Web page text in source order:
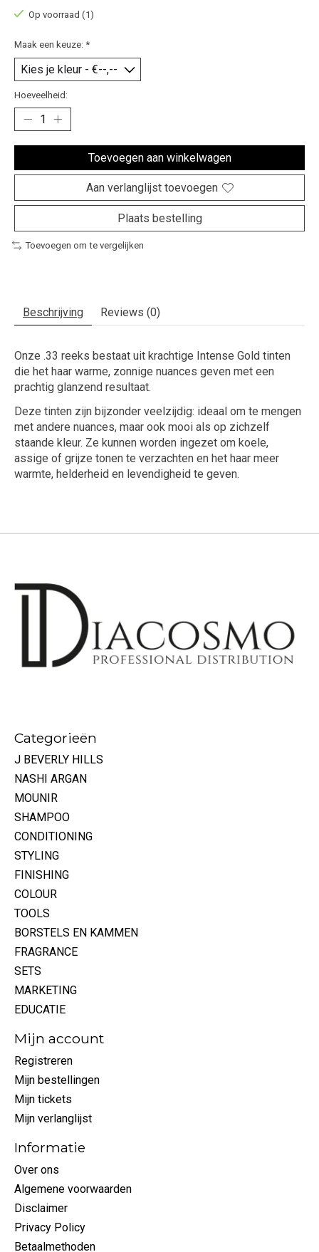
Op voorraad (1)
Maak een keuze: *
Hoeveelheid:
Toevoegen aan winkelwagen
Aan verlanglijst toevoegen
Plaats bestelling
Toevoegen om te vergelijken
Beschrijving Reviews (0)
Onze .33 reeks bestaat uit krachtige Intense Gold tinten
die het haar warme, zonnige nuances geven met een
prachtig glanzend resultaat.
Deze tinten zijn bijzonder veelzijdig: ideaal om te mengen
met andere nuances, maar ook mooi als op zichzelf
staande kleur. Ze kunnen worden ingezet om koele,
assige of grijze tonen te verzachten en het haar meer
warmte, helderheid en levendigheid te geven.
Categorieën
J BEVERLY HILLS
NASHI ARGAN
MOUNIR
SHAMPOO
CONDITIONING
STYLING
FINISHING
COLOUR
TOOLS
BORSTELS EN KAMMEN
FRAGRANCE
SETS
MARKETING
EDUCATIE
Mijn account
Registreren
Mijn bestellingen
Mijn tickets
Mijn verlanglijst
Informatie
Over ons
Algemene voorwaarden
Disclaimer
Privacy Policy
Betaalmethoden